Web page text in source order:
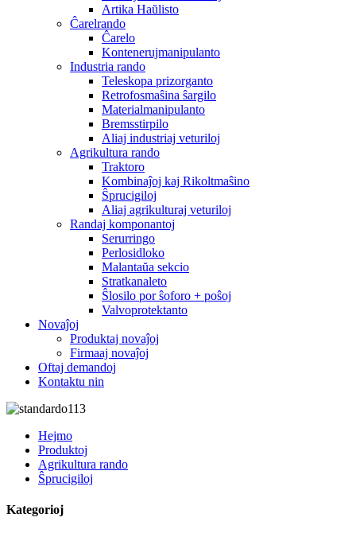
Artika Haŭlisto
Ĉarelrando
Ĉarelo
Kontenerujmanipulanto
Industria rando
Teleskopa prizorganto
Retrofosmaŝina ŝargilo
Materialmanipulanto
Bremsstirpilo
Aliaj industriaj veturiloj
Agrikultura rando
Traktoro
Kombinaĵoj kaj Rikoltmaŝino
Ŝprucigiloj
Aliaj agrikulturaj veturiloj
Randaj komponantoj
Serurringo
Perlosidloko
Malantaŭa sekcio
Stratkanaleto
Ŝlosilo por ŝoforo + poŝoj
Valvoprotektanto
Novaĵoj
Produktaj novaĵoj
Firmaaj novaĵoj
Oftaj demandoj
Kontaktu nin
Hejmo
Produktoj
Agrikultura rando
Ŝprucigiloj
Kategorioj